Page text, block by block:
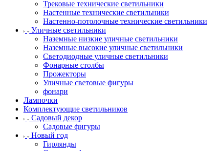
Трековые технические светильники
Настенные технические светильники
Настенно-потолочные технические светильники
Уличные светильники
Наземные низкие уличные светильники
Наземные высокие уличные светильники
Светодиодные уличные светильники
Фонарные столбы
Прожекторы
Уличные световые фигуры
фонари
Лампочки
Комплектующие светильников
Садовый декор
Садовые фигуры
Новый год
Гирлянды